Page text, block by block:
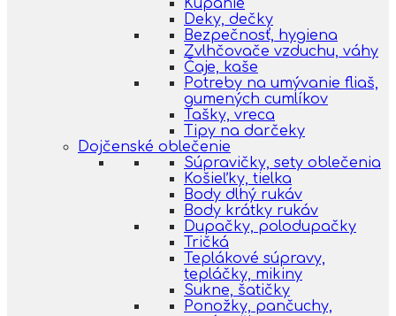
Kúpanie
Deky, dečky
Bezpečnosť, hygiena
Zvlhčovače vzduchu, váhy
Čaje, kaše
Potreby na umývanie fliaš,
gumených cumlíkov
Tašky, vreca
Tipy na darčeky
Dojčenské oblečenie
Súpravičky, sety oblečenia
Košieľky, tielka
Body dlhý rukáv
Body krátky rukáv
Dupačky, polodupačky
Tričká
Teplákové súpravy,
tepláčky, mikiny
Sukne, šatičky
Ponožky, pančuchy,